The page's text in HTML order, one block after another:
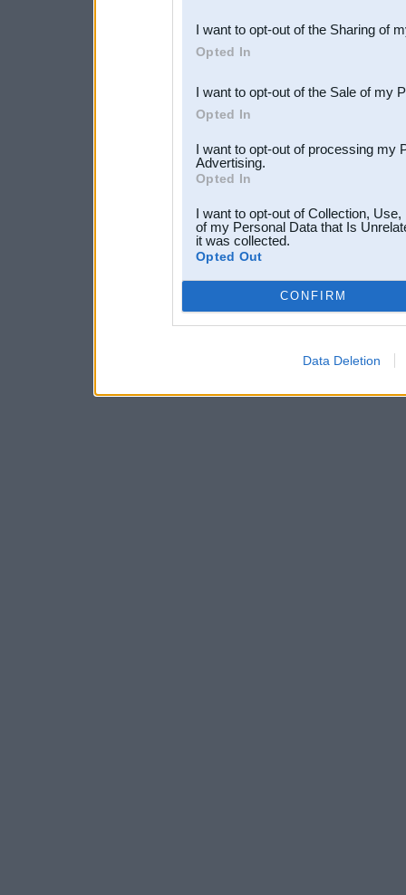
Downstream Participants
third parties.
I want to opt-out of the Sharing of
Opted In
I want to opt-out of the Sale of my
Opted In
I want to opt-out of processing my
Advertising.
Opted In
I want to opt-out of Collection,
of my Personal Data that Is
it was collected.
Opted Out
CONFIRM
Data Deletion